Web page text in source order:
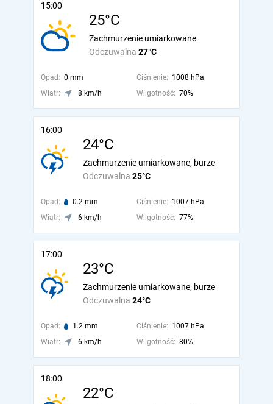
15:00
25°C
Odczuwalna 27°C
Zachmurzenie umiarkowane
Opad: 0 mm Ciśnienie: 1008 hPa
Wiatr:
8 km/h Wilgotność: 70%
16:00
24°C
Odczuwalna 25°C
Zachmurzenie umiarkowane, burze
Opad: 0.2 mm Ciśnienie: 1007 hPa
Wiatr:
6 km/h Wilgotność: 77%
17:00
23°C
Odczuwalna 24°C
Zachmurzenie umiarkowane, burze
Opad: 1.2 mm Ciśnienie: 1007 hPa
Wiatr:
6 km/h Wilgotność: 80%
18:00
22°C